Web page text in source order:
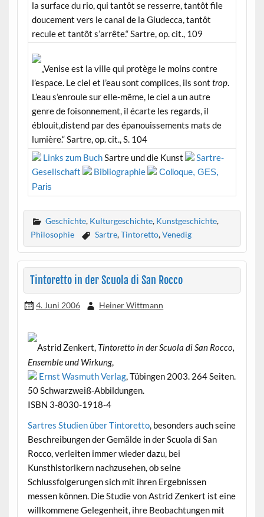
la surface du rio, qui tantôt se resserre, tantôt file
doucement vers le canal de la Giudecca, tantôt
recule et tantôt s’arrête.“ Sartre, op. cit., 109
„Venise est la ville qui protège le moins contre
l’espace. Le ciel et l’eau sont complices, ils sont trop.
L’eau s’enroule sur elle-même, le ciel a un autre
genre de foisonnement, il écarte les regards, il
éblouit,distend par des épanouissements mats de
lumière.“ Sartre, op. cit., S. 104
Links zum BuchSartre und die Kunst
Sartre-
Gesellschaft
Bibliographie
Colloque, GES,
Paris
Geschichte, Kulturgeschichte, Kunstgeschichte,
Philosophie
Sartre,Tintoretto,Venedig
Tintoretto in der Scuola di San Rocco
4. Juni 2006 Heiner Wittmann
Astrid Zenkert, Tintoretto in der Scuola di San Rocco,
Ensemble und Wirkung,
Ernst Wasmuth Verlag, Tübingen 2003. 264 Seiten.
50 Schwarzweiß-Abbildungen.
ISBN 3-8030-1918-4
Sartres Studien über Tintoretto, besonders auch seine
Beschreibungen der Gemälde in der Scuola di San
Rocco, verleiten immer wieder dazu, bei
Kunsthistorikern nachzusehen, ob seine
Schlussfolgerungen sich mit ihren Ergebnissen
messen können. Die Studie von Astrid Zenkert ist eine
willkommene Gelegenheit, ihre Beobachtungen mit